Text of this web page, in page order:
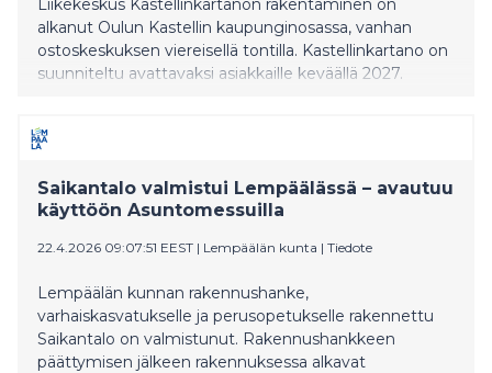
alkanut Oulun Kastellin kaupunginosassa, vanhan
ostoskeskuksen viereisellä tontilla. Kastellinkartano on
suunniteltu avattavaksi asiakkaille keväällä 2027.
Saikantalo valmistui Lempäälässä – avautuu
käyttöön Asuntomessuilla
22.4.2026 09:07:51 EEST | Lempäälän kunta | Tiedote
Lempäälän kunnan rakennushanke,
varhaiskasvatukselle ja perusopetukselle rakennettu
Saikantalo on valmistunut. Rakennushankkeen
päättymisen jälkeen rakennuksessa alkavat